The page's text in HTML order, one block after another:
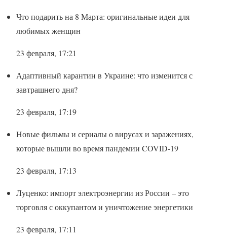
Что подарить на 8 Марта: оригинальные идеи для
любимых женщин
23 февраля, 17:21
Адаптивный карантин в Украине: что изменится с
завтрашнего дня?
23 февраля, 17:19
Новые фильмы и сериалы о вирусах и заражениях,
которые вышли во время пандемии COVID-19
23 февраля, 17:13
Луценко: импорт электроэнергии из России – это
торговля с оккупантом и уничтожение энергетики
23 февраля, 17:11